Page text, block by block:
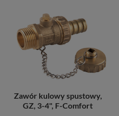
Zawór kulowy spustowy,
GZ, 3-4", F-Comfort